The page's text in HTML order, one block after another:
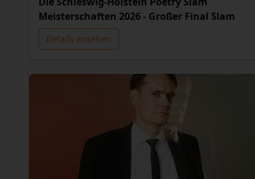
Meisterschaften 2026 - Großer Final Slam
Details ansehen